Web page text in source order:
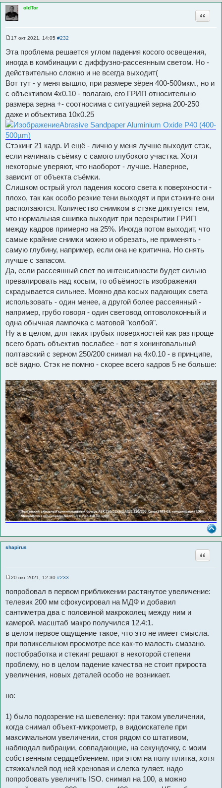
oldTor
Цитата
о
б
щ
е
и
17 окт 2021, 14:05 #232
Эта проблема решается углом падения косого освещения,
иногда в комбинации с диффузно-рассеянным светом. Но -
действительно сложно и не всегда выходит(
Вот тут - у меня вышло, при размере зёрен 400-500мкм., но и
с объективом 4х0.10 - полагаю, его ГРИП относительно
размера зерна +- соотносима с ситуацией зерна 200-250
даже и объектива 10х0.25
Abrasive Sandpaper Aluminium Oxide P40 (400-
500µm)
Стэкинг 21 кадр. И ещё - лично у меня лучше выходит стэк,
если начинать съёмку с самого глубокого участка. Хотя
некоторые уверяют, что наоборот - лучше. Наверное,
зависит от объекта съёмки.
Слишком острый угол падения косого света к поверхности -
плохо, так как особо резкие тени выходят и при стэкинге они
расползаются. Количество снимком в стэке диктуется тем,
что нормальная сшивка выходит при перекрытии ГРИП
между кадров примерно на 25%. Иногда потом выходит, что
самые крайние снимки можно и обрезать, не применять -
самую глубину, например, если она не критична. Но снять
лучше с запасом.
Да, если рассеянный свет по интенсивности будет сильно
превалировать над косым, то объёмность изображения
скрадывается сильнее. Можно два косых падающих света
использовать - один менее, а другой более рассеянный -
например, грубо говоря - один световод оптоволоконный и
одна обычная лампочка с матовой "колбой".
Ну а в целом, для таких грубых поверхностей как раз проще
всего брать объектив послабее - вот я хонинговальный
полтавский с зерном 250/200 снимал на 4х0.10 - в принципе,
всё видно. Стэк не помню - скорее всего кадров 5 не больше:
shapirus
Цитата
о
б
щ
е
и
20 окт 2021, 12:30 #233
попробовал в первом приближении растянутое увеличение:
телевик 200 мм сфокусировал на МДФ и добавил
сантиметра два с половиной макроколец между ним и
камерой. масштаб макро получился 12.4:1.
в целом первое ощущение такое, что это не имеет смысла.
при попиксельном просмотре все как-то малость смазано.
постобработка и стекинг решают в некоторой степени
проблему, но в целом падение качества не стоит прироста
увеличения, новых деталей особо не возникает.
но:
1) было подозрение на шевеленку: при таком увеличении,
когда снимал объект-микрометр, в видоискателе при
максимальном увеличении, стоя рядом со штативом,
наблюдал вибрации, совпадающие, на секундочку, с моим
собственным сердцебиением. при этом на полу плитка, хотя
стяжка/клей под ней хреновая и слегка гуляет. надо
попробовать увеличить ISO. снимал на 100, а можно